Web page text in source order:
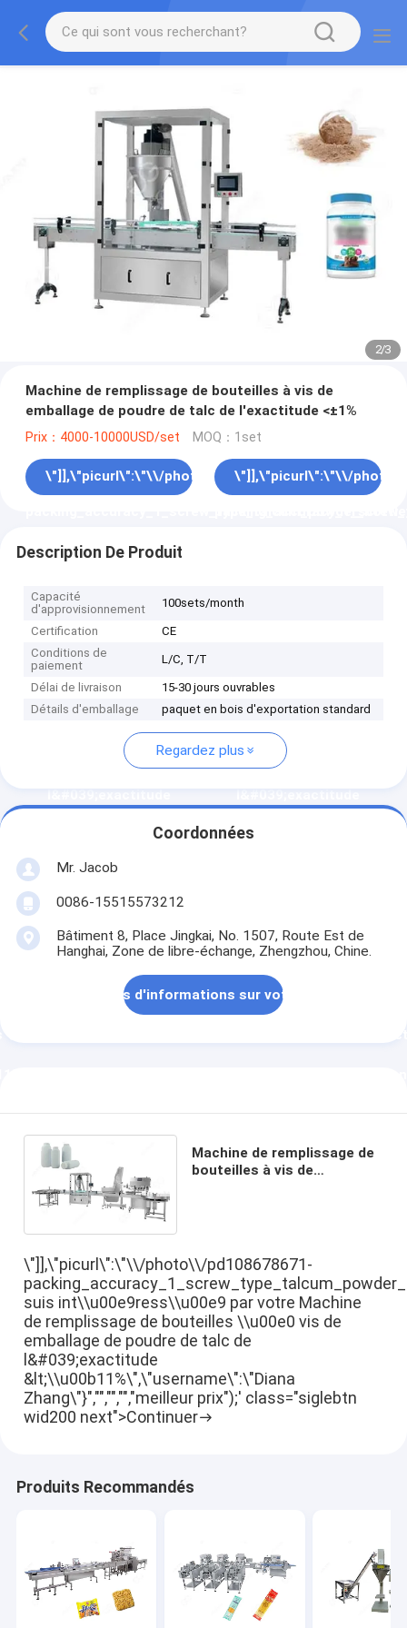
2/3
Machine de remplissage de bouteilles à vis de
emballage de poudre de talc de l'exactitude <±1%
Prix：4000-10000USD/set MOQ：1set
\"]],\"picurl\":\"\\/photo\\/pd108678671-
vous pla\\u00eet
d'informations sur votre
Machine de remplissage
de bouteilles \\u00e0 vis
de talc de
&lt;\\u00b11%\",\"username\":\"Diana
Zhang\"}","","","","meilleur
prix");' class="callNow">
meilleur prix
\"]],\"picurl\":\"\\/
de bouteilles \\u00e0 vis
de talc de
Contactez
Description De Produit
Capacité
d'approvisionnement
100sets/month
Certification
CE
Conditions de
paiement
L/C, T/T
Délai de livraison
15-30 jours ouvrables
Détails d'emballage
paquet en bois d'exportation standard
Regardez plus
Coordonnées
Mr. Jacob
0086-15515573212
Bâtiment 8, Place Jingkai, No. 1507, Route Est de
Hanghai, Zone de libre-échange, Zhengzhou, Chine.
envoyez-moi plus d'informations sur votre Machine de
Machine de remplissage de
bouteilles à vis de
\"]],\"picurl\":\"\\/photo\\/pd108678671-
suis int\\u00e9ress\\u00e9 par votre Machine
de remplissage de bouteilles \\u00e0 vis de
emballage de poudre de talc de
l&#039;exactitude
&lt;\\u00b11%\",\"username\":\"Diana
Zhang\"}","","","","meilleur prix");' class="siglebtn
wid200 next">Continuer
Produits Recommandés